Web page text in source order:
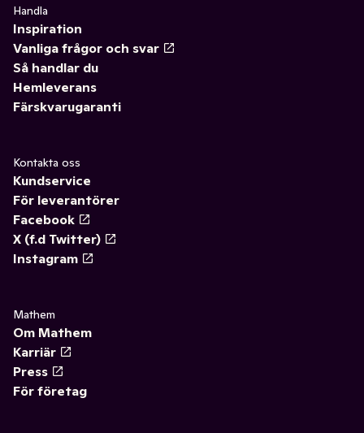
Handla
Inspiration
Vanliga frågor och svar
Så handlar du
Hemleverans
Färskvarugaranti
Kontakta oss
Kundservice
För leverantörer
Facebook
X (f.d Twitter)
Instagram
Mathem
Om Mathem
Karriär
Press
För företag